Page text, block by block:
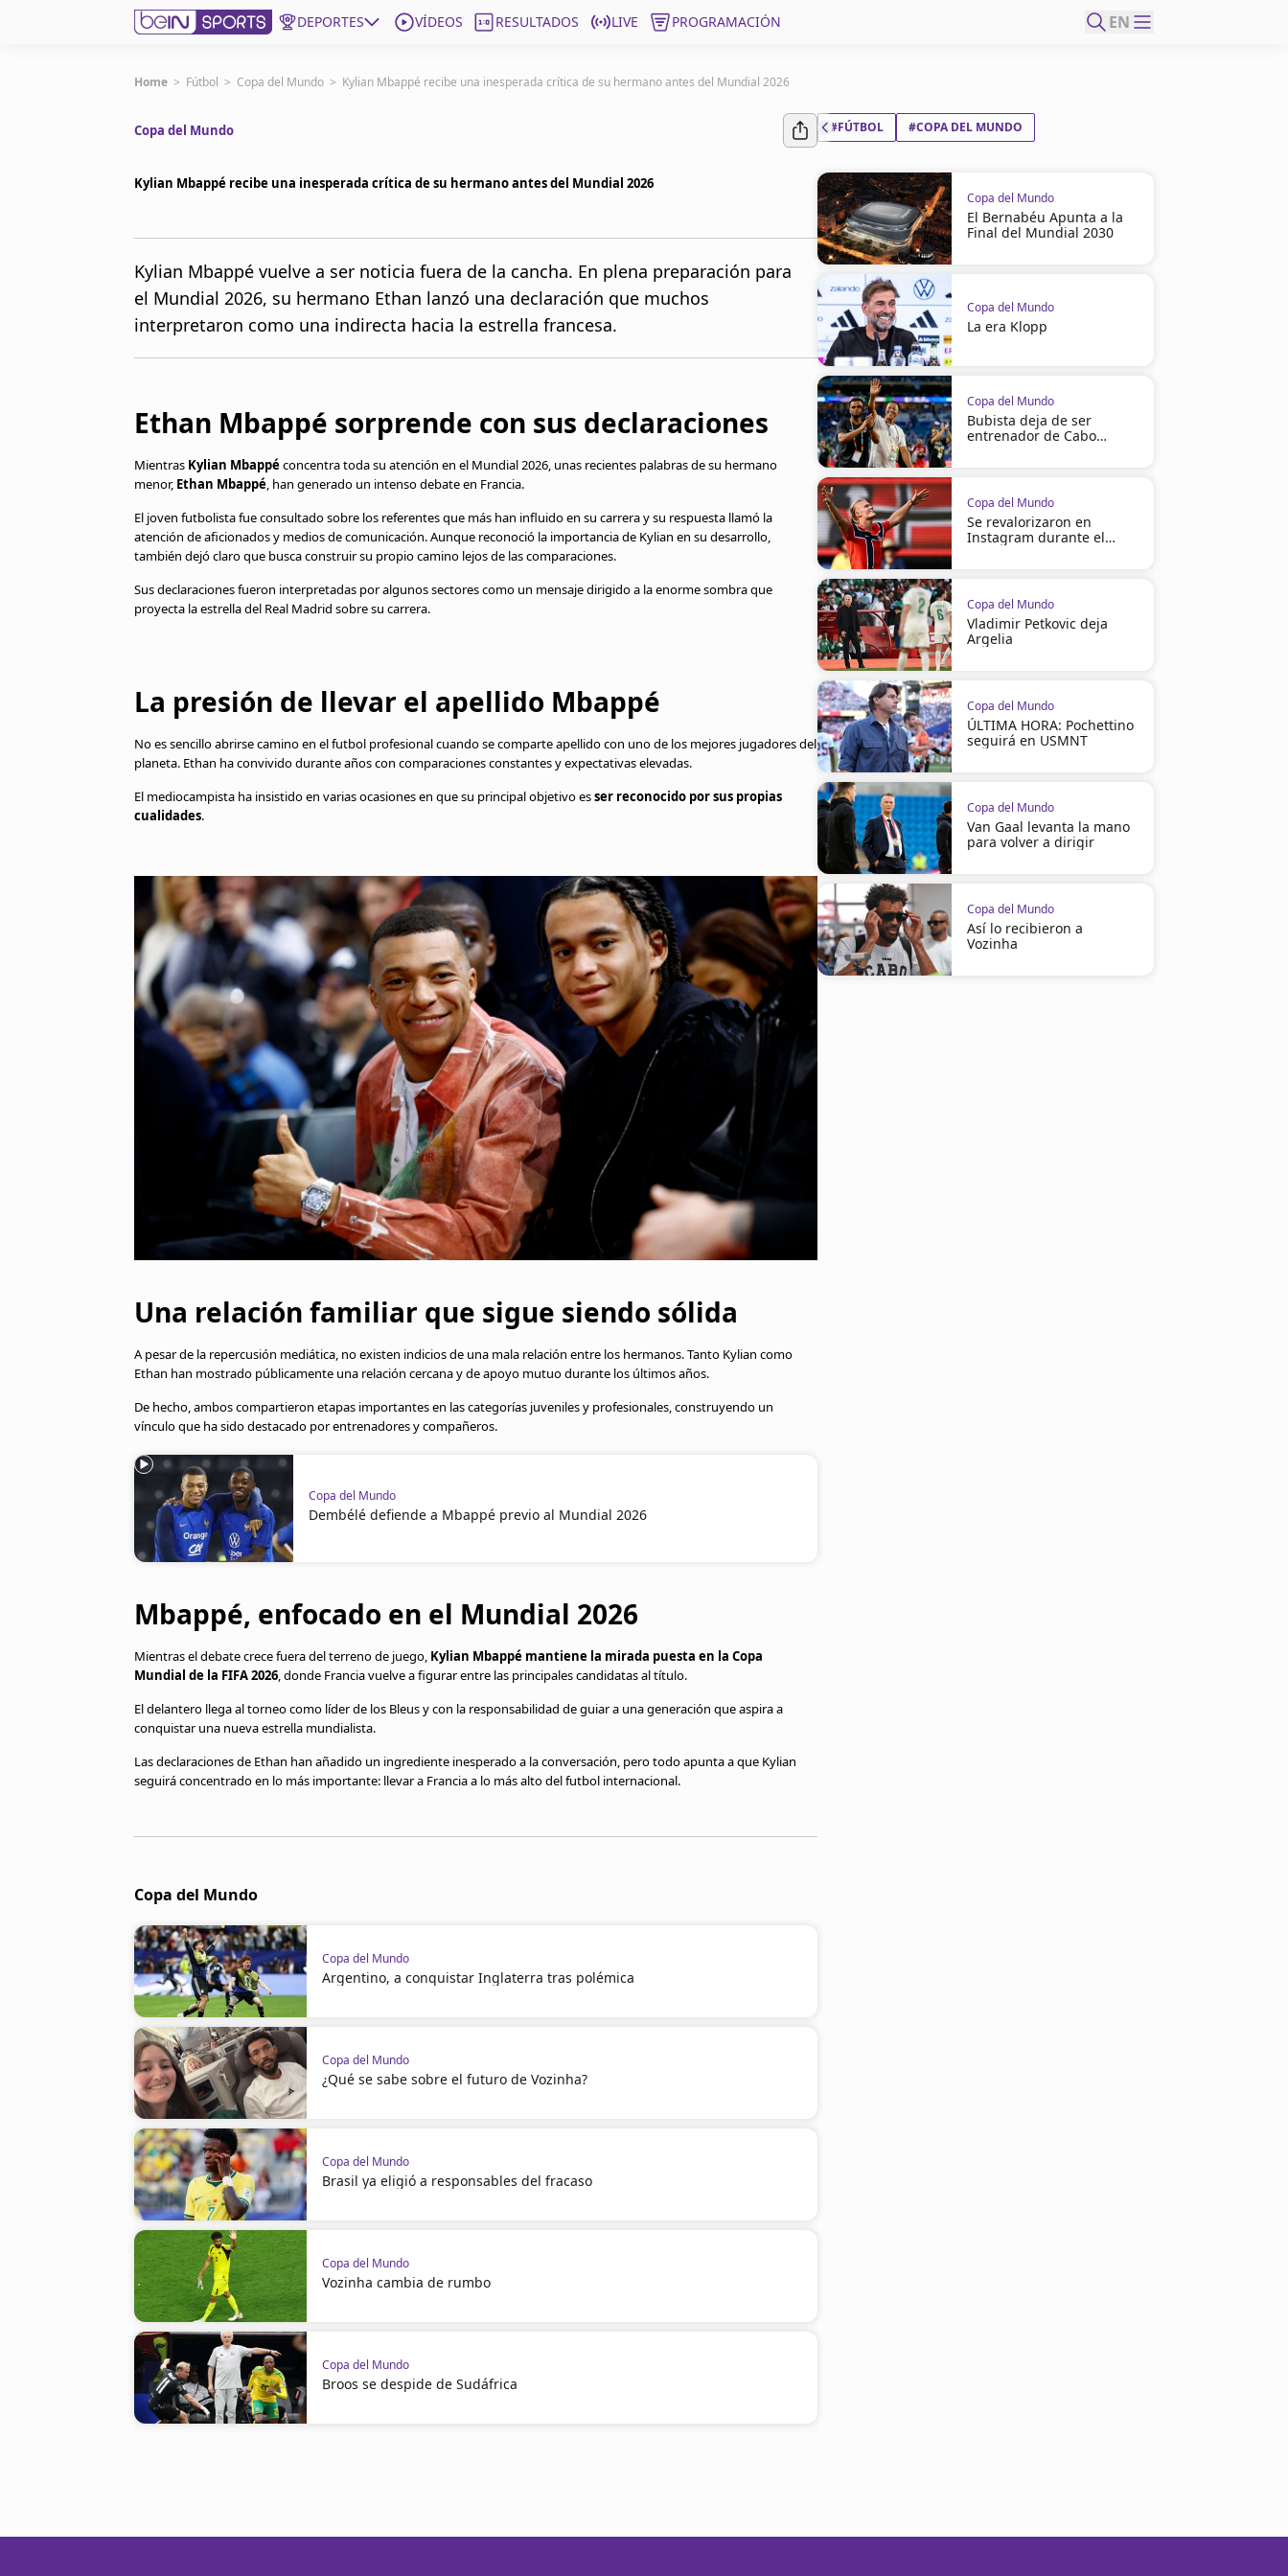
DEPORTES VÍDEOS RESULTADOS LIVE PROGRAMACIÓN EN
Get Bein
United States
Administrar notificaciones
Programación
Home > Fútbol > Copa del Mundo > Kylian Mbappé recibe una inesperada crítica de su hermano antes del Mundial 2026
Copa del Mundo
Kylian Mbappé recibe una inesperada crítica de su hermano antes del Mundial 2026
Kylian Mbappé vuelve a ser noticia fuera de la cancha. En plena preparación para
el Mundial 2026, su hermano Ethan lanzó una declaración que muchos
interpretaron como una indirecta hacia la estrella francesa.
Ethan Mbappé sorprende con sus declaraciones
Mientras Kylian Mbappéconcentra toda su atención en el Mundial 2026, unas recientes palabras de su hermano
menor, Ethan Mbappé, han generado un intenso debate en Francia.
El joven futbolista fue consultado sobre los referentes que más han influido en su carrera y su respuesta llamó la
atención de aficionados y medios de comunicación. Aunque reconoció la importancia de Kylian en su desarrollo,
también dejó claro que busca construir su propio camino lejos de las comparaciones.
Sus declaraciones fueron interpretadas por algunos sectores como un mensaje dirigido a la enorme sombra que
proyecta la estrella del Real Madrid sobre su carrera.
La presión de llevar el apellido Mbappé
No es sencillo abrirse camino en el futbol profesional cuando se comparte apellido con uno de los mejores jugadores del
planeta. Ethan ha convivido durante años con comparaciones constantes y expectativas elevadas.
El mediocampista ha insistido en varias ocasiones en que su principal objetivo esser reconocido por sus propias
cualidades.
Una relación familiar que sigue siendo sólida
A pesar de la repercusión mediática, no existen indicios de una mala relación entre los hermanos. Tanto Kylian como
Ethan han mostrado públicamente una relación cercana y de apoyo mutuo durante los últimos años.
De hecho, ambos compartieron etapas importantes en las categorías juveniles y profesionales, construyendo un
vínculo que ha sido destacado por entrenadores y compañeros.
Copa del Mundo
Dembélé defiende a Mbappé previo al Mundial 2026
Mbappé, enfocado en el Mundial 2026
Mientras el debate crece fuera del terreno de juego, Kylian Mbappé mantiene la mirada puesta en la Copa
Mundial de la FIFA 2026, donde Francia vuelve a figurar entre las principales candidatas al título.
El delantero llega al torneo como líder de los Bleus y con la responsabilidad de guiar a una generación que aspira a
conquistar una nueva estrella mundialista.
Las declaraciones de Ethan han añadido un ingrediente inesperado a la conversación, pero todo apunta a que Kylian
seguirá concentrado en lo más importante: llevar a Francia a lo más alto del futbol internacional.
Copa del Mundo
Copa del Mundo
Argentino, a conquistar Inglaterra tras polémica
Copa del Mundo
¿Qué se sabe sobre el futuro de Vozinha?
Copa del Mundo
Brasil ya eligió a responsables del fracaso
Copa del Mundo
Vozinha cambia de rumbo
Copa del Mundo
Broos se despide de Sudáfrica
#FÚTBOL #COPA DEL MUNDO
Copa del Mundo
El Bernabéu Apunta a la
Final del Mundial 2030
Copa del Mundo
La era Klopp
Copa del Mundo
Bubista deja de ser
entrenador de Cabo
Copa del Mundo
Se revalorizaron en
Instagram durante el
Copa del Mundo
Vladimir Petkovic deja
Argelia
Copa del Mundo
ÚLTIMA HORA: Pochettino
seguirá en USMNT
Copa del Mundo
Van Gaal levanta la mano
para volver a dirigir
Copa del Mundo
Así lo recibieron a
Vozinha